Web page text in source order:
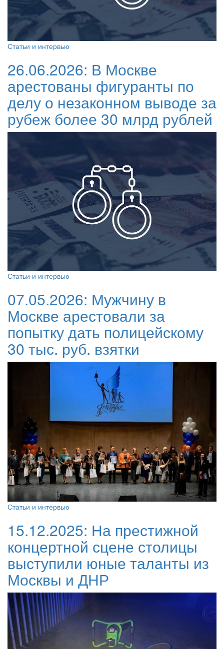
Статьи и интервью
26.06.2026: В Москве
арестованы фигуранты по
делу о незаконном выводе за
рубеж более 30 млрд рублей
Статьи и интервью
07.05.2026: Мужчину в
Москве арестовали за
попытку дать полицейскому
30 тыс. руб. взятки
Статьи и интервью
15.12.2025: На престижной
концертной сцене столицы
выступили юные таланты из
Москвы и ДНР